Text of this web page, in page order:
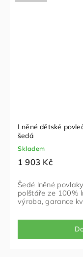
Lněné dětské
šedá
Skladem
1 903 Kč
Šedé lněné
polštáře ze 100%
výroba, garance